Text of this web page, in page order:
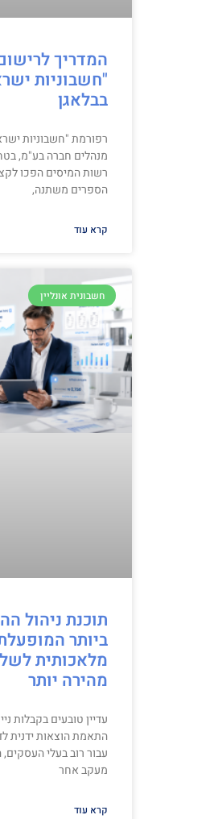
המדריך
"חשבוניות
בבלאגן
רפורמת "חשבוניות
מנהלים חברה בע"מ,
רשות המיסים הפכו
הספרים משתנה,
קרא עוד
חשבונית אונליין
תוכנת ניהול
ביותר
מלאכותית
מהירה יותר
עדיין טובעים בקבלות
התאמת הוצאות ידנית
עבור רוב בעלי
מעקב אחר
קרא עוד